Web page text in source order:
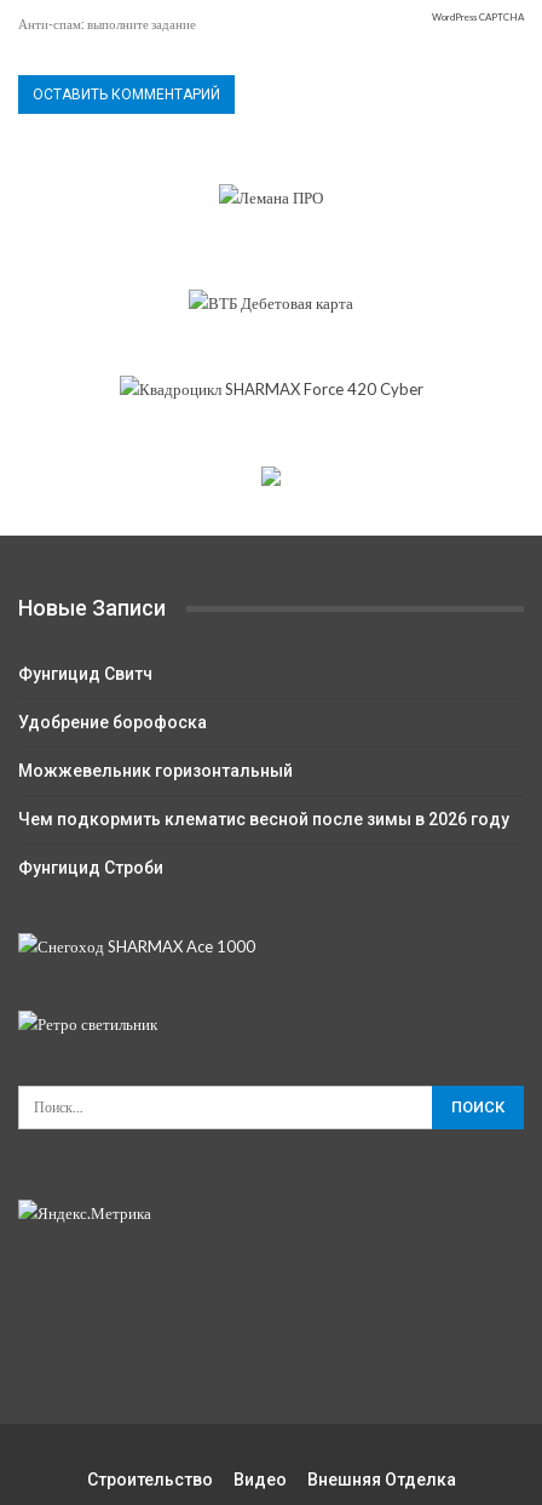
Анти-спам: выполните задание WordPress CAPTCHA
Новые Записи
Фунгицид Свитч
Удобрение борофоска
Можжевельник горизонтальный
Чем подкормить клематис весной после зимы в 2026 году
Фунгицид Строби
Строительство Видео
Внешняя Отделка